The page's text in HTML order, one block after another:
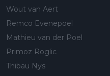
Wout van Aert
Remco Evenepoel
Mathieu van der Poel
Primoz Roglic
Thibau Nys